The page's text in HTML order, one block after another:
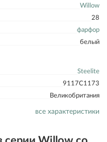
Willow
28
фарфор
белый
Steelite
9117C1173
Великобритания
все характеристики